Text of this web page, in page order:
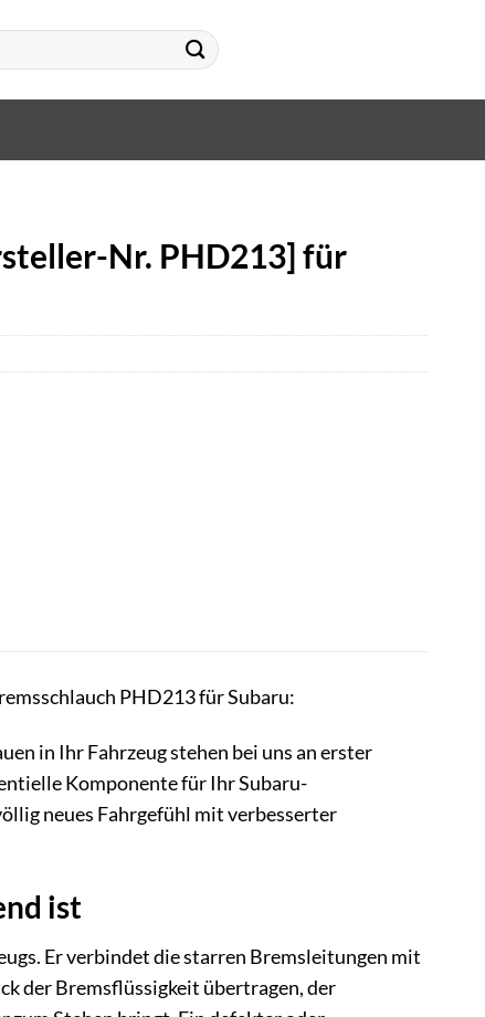
Nr. PHD213] für
PHD213 für Subaru:
in Ihr Fahrzeug stehen bei uns an erster
Komponente für Ihr Subaru-
neues Fahrgefühl mit verbesserter
ist
Er verbindet die starren Bremsleitungen mit
der Bremsflüssigkeit übertragen, der